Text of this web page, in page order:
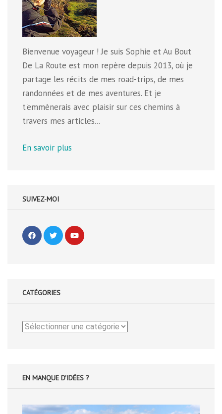
Bienvenue voyageur ! Je suis Sophie et Au Bout
De La Route est mon repère depuis 2013, où je
partage les récits de mes road-trips, de mes
randonnées et de mes aventures. Et je
t'emmènerais avec plaisir sur ces chemins à
travers mes articles...
En savoir plus
SUIVEZ-MOI
CATÉGORIES
Catégories
EN MANQUE D'IDÉES ?